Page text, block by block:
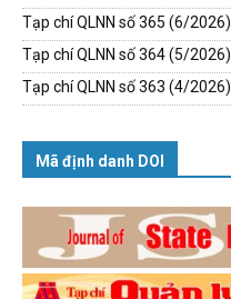
Tạp chí QLNN số 365 (6/2026)
Tạp chí QLNN số 364 (5/2026)
Tạp chí QLNN số 363 (4/2026)
Mã định danh DOI